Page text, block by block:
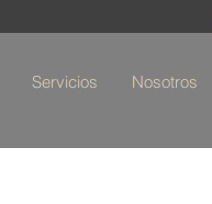
Servicios Nosotros